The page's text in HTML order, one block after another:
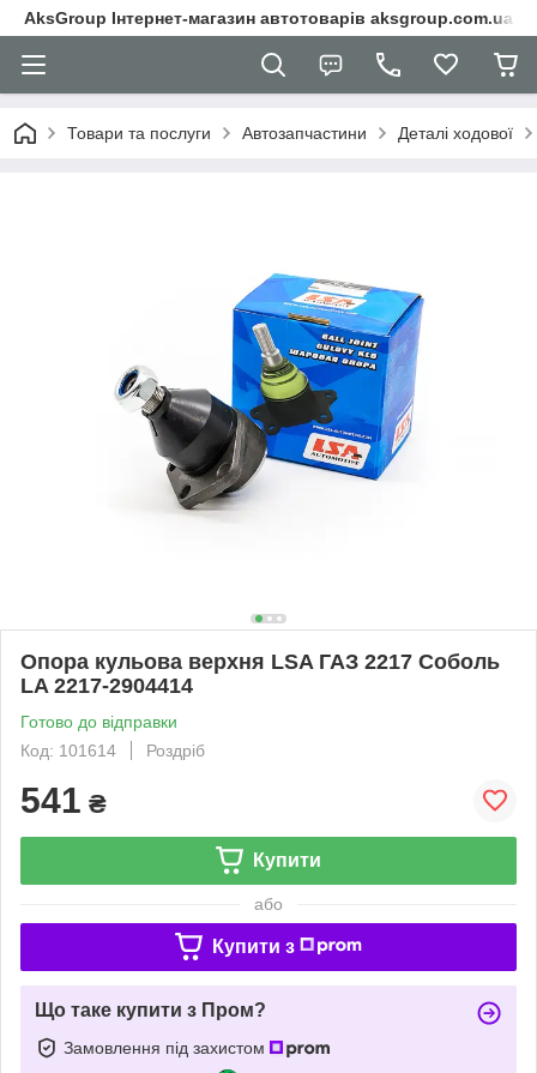
AksGroup Інтернет-магазин автотоварів aksgroup.com.ua
Товари та послуги Автозапчастини Деталі ходової
Опора кульова верхня LSA ГАЗ 2217 Соболь
LA 2217-2904414
Готово до відправки
Код: 101614
Роздріб
541 ₴
Купити
або
Купити з
Що таке купити з Пром?
Замовлення під захистом